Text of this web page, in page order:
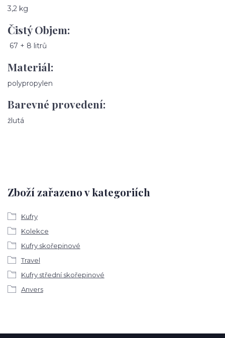
3,2 kg
Čistý Objem:
67 + 8 litrů
Materiál:
polypropylen
Barevné provedení:
žlutá
Zboží zařazeno v kategoriích
Kufry
Kolekce
Kufry skořepinové
Travel
Kufry střední skořepinové
Anvers